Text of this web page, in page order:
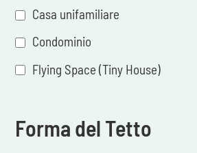
Casa unifamiliare
Condominio
Flying Space (Tiny House)
Forma del Tetto